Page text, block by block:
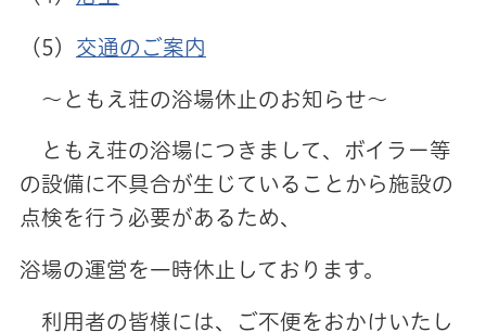
（5） 交通のご案内
〜ともえ荘の浴場休止のお知らせ〜
ともえ荘の浴場につきまして、ボイラー等
の設備に不具合が生じていることから施設の
点検を行う必要があるため、
浴場の運営を一時休止しております。
利用者の皆様には、ご不便をおかけいたし